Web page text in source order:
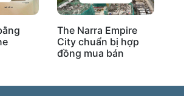
The Narra Empire
City chuẩn bị hợp
đồng mua bán